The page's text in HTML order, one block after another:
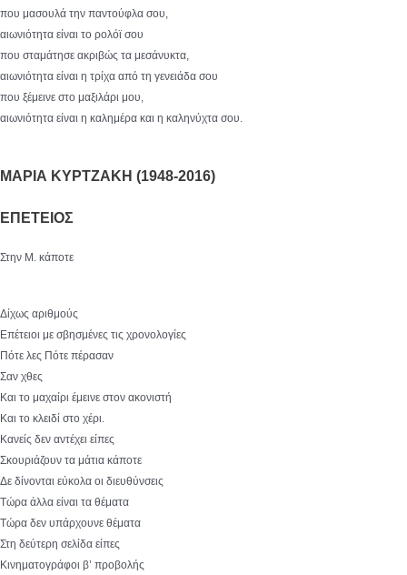
που μασουλά την παντούφλα σου,
αιωνιότητα είναι το ρολόϊ σου
που σταμάτησε ακριβώς τα μεσάνυκτα,
αιωνιότητα είναι η τρίχα από τη γενειάδα σου
που ξέμεινε στο μαξιλάρι μου,
αιωνιότητα είναι η καλημέρα και η καληνύχτα σου.
ΜΑΡΙΑ ΚΥΡΤΖΑΚΗ (1948-2016)
ΕΠΕΤΕΙΟΣ
Στην Μ. κάποτε
Δίχως αριθμούς
Επέτειοι με σβησμένες τις χρονολογίες
Πότε λες Πότε πέρασαν
Σαν χθες
Και το μαχαίρι έμεινε στον ακονιστή
Και το κλειδί στο χέρι.
Κανείς δεν αντέχει είπες
Σκουριάζουν τα μάτια κάποτε
Δε δίνονται εύκολα οι διευθύνσεις
Τώρα άλλα είναι τα θέματα
Τώρα δεν υπάρχουνε θέματα
Στη δεύτερη σελίδα είπες
Κινηματογράφοι β’ προβολής